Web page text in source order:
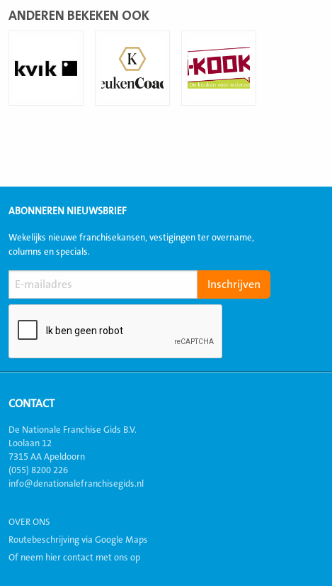
ANDEREN BEKEKEN OOK
meer
meer
ABONNEREN NIEUWSBRIEF
Wekelijks nieuwe franchisekansen, vestigingen ter overname,
columns en specials.
CONTACT
De Nationale Franchise Gids B.V.
Loolaan 12
7315 AA Apeldoorn
(055) 8200 226
info@denationalefranchisegids.nl
OVER ONS
Routebeschrijving via Google Maps
Of neem hier contact met ons op